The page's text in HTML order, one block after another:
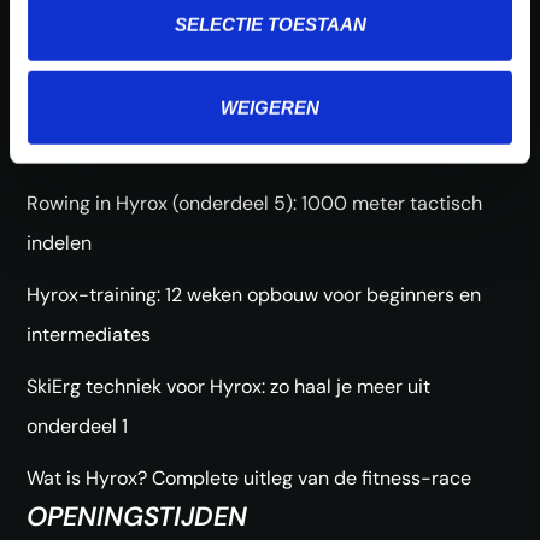
SELECTIE TOESTAAN
WEIGEREN
Farmers Carry (onderdeel 6): 200 meter efficiënt
lopen
Burpee Broad Jumps (onderdeel 4): 80 meter slim
overleven
Rowing in Hyrox (onderdeel 5): 1000 meter tactisch
indelen
Hyrox-training: 12 weken opbouw voor beginners en
intermediates
SkiErg techniek voor Hyrox: zo haal je meer uit
onderdeel 1
Wat is Hyrox? Complete uitleg van de fitness-race
OPENINGSTIJDEN